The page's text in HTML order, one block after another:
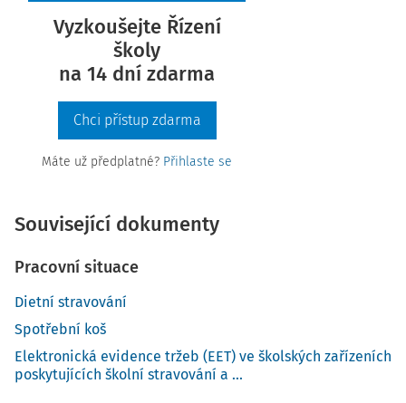
Vyzkoušejte Řízení
školy
na 14 dní zdarma
Chci přístup zdarma
Máte už předplatné? Přihlaste se
Související dokumenty
Pracovní situace
Dietní stravování
Spotřební koš
Elektronická evidence tržeb (EET) ve školských zařízeních
poskytujících školní stravování a ...